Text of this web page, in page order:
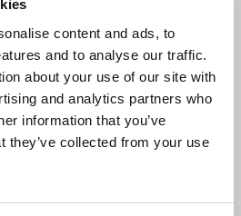
content and ads, to
and to analyse our traffic.
about your use of our site with
and analytics partners who
information that you’ve
they’ve collected from your use